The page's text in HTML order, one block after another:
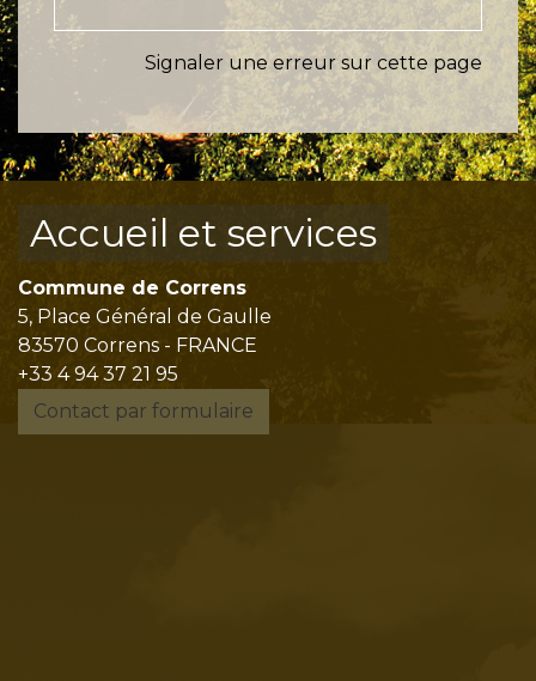
Signaler une erreur sur cette page
Accueil et services
Commune de Correns
5, Place Général de Gaulle
83570 Correns - FRANCE
+33 4 94 37 21 95
Contact par formulaire